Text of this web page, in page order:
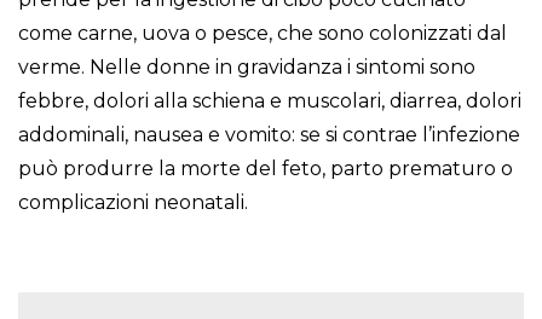
come carne, uova o pesce, che sono colonizzati dal
verme. Nelle donne in gravidanza i sintomi sono
febbre, dolori alla schiena e muscolari, diarrea, dolori
addominali, nausea e vomito: se si contrae l’infezione
può produrre la morte del feto, parto prematuro o
complicazioni neonatali.